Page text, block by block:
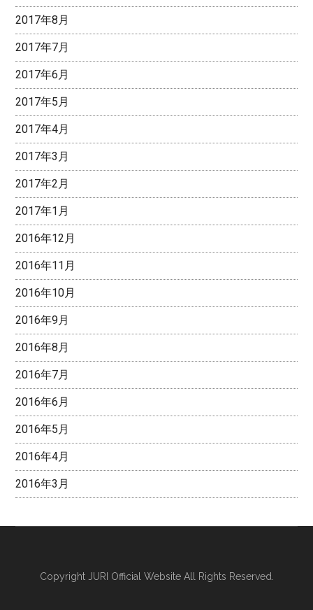
2017年8月
2017年7月
2017年6月
2017年5月
2017年4月
2017年3月
2017年2月
2017年1月
2016年12月
2016年11月
2016年10月
2016年9月
2016年8月
2016年7月
2016年6月
2016年5月
2016年4月
2016年3月
Copyright JURI Official WebsiteAll Rights Reserved.